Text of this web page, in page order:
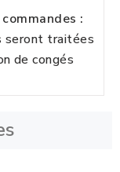
:
seront traitées
de congés